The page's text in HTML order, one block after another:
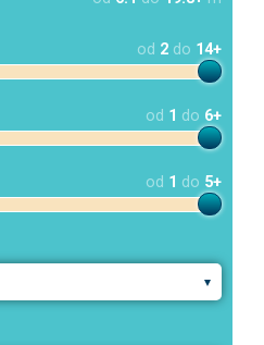
od 2 do 14+
od 1 do 6+
od 1 do 5+